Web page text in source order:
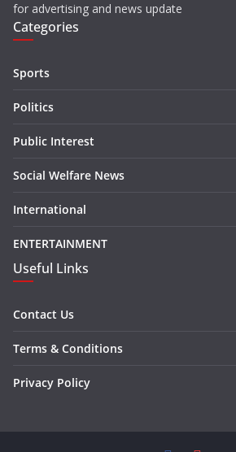
for advertising and news update
Categories
Sports
Politics
Public Interest
Social Welfare News
International
ENTERTAINMENT
Useful Links
Contact Us
Terms & Conditions
Privacy Policy